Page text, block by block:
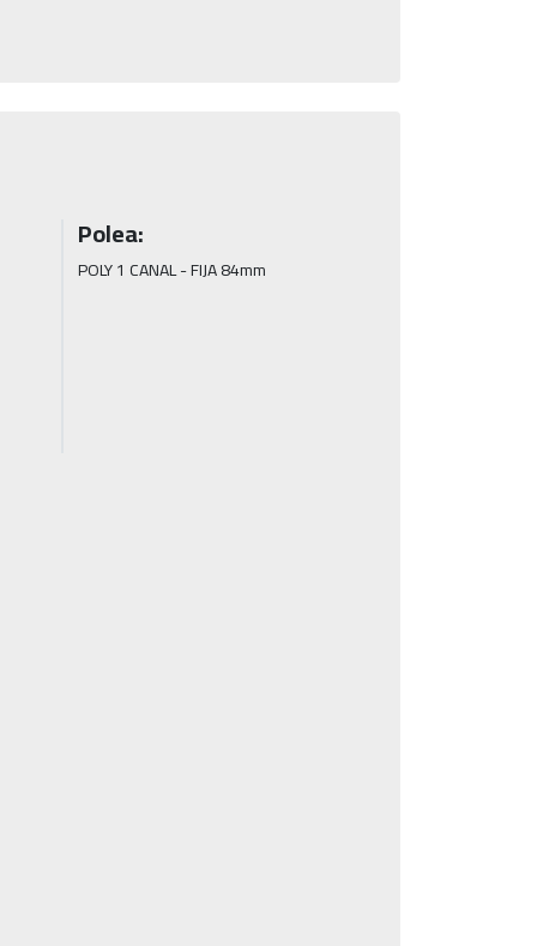
Polea:
POLY 1 CANAL - FIJA 84mm